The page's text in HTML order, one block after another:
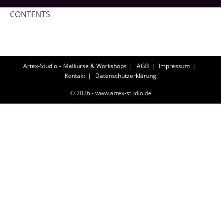
CONTENTS
Artex-Studio – Malkurse & Workshops AGB
Impressum
Kontakt
Datenschutzerklärung
© 2026 - www.artex-studio.de